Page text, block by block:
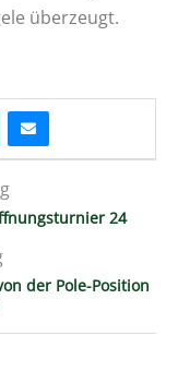
überzeugt.
24
der Pole-Position